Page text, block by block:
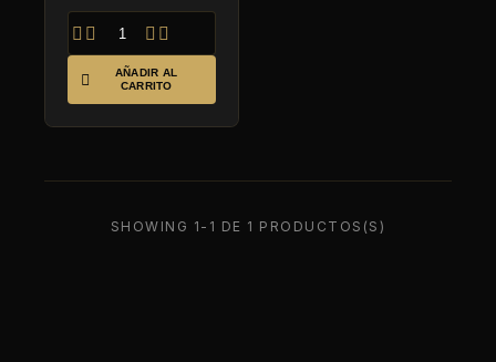
   

AÑADIR AL
CARRITO
SHOWING 1-1 DE 1 PRODUCTOS(S)